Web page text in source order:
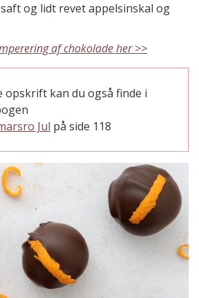
og lidt revet appelsinskal og
af chokolade her >>
opskrift kan du også finde i
Jul på side 118